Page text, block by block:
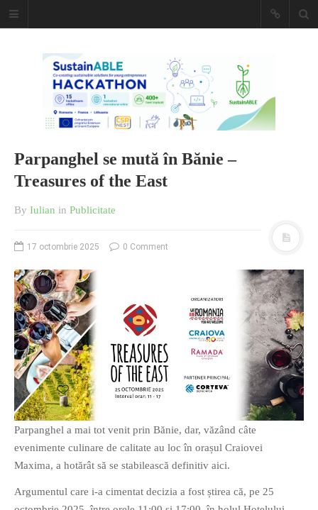
Caiet de
insemnari
DESCARCĂ!
O poveste in care sexul se
confunda cu dragostea,
cinismul cu idealismul si
poezia cu umorul.
DESCARCĂ!
Parpanghel se mută în Bănie –
Treasures of the East
By Iulian in Publicitate
17 octombrie 2025 0 Comment
Parpanghel a mai tot venit prin Bănie, dar, văzând câte
evenimente culinare de calitate au loc în orașul Craiovei
Maxima, a hotărât să se stabilească definitiv aici.
Argumentul care i-a cimentat decizia a fost știrea că, pe 25